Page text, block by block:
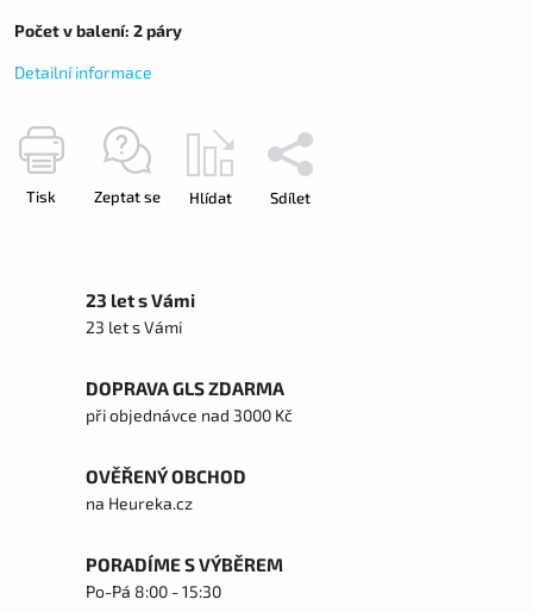
Počet v balení: 2 páry
Detailní informace
Tisk Zeptat se Hlídat Sdílet
23 let s Vámi
23 let s Vámi
DOPRAVA GLS ZDARMA
při objednávce nad 3000 Kč
OVĚŘENÝ OBCHOD
na Heureka.cz
PORADÍME S VÝBĚREM
Po-Pá 8:00 - 15:30